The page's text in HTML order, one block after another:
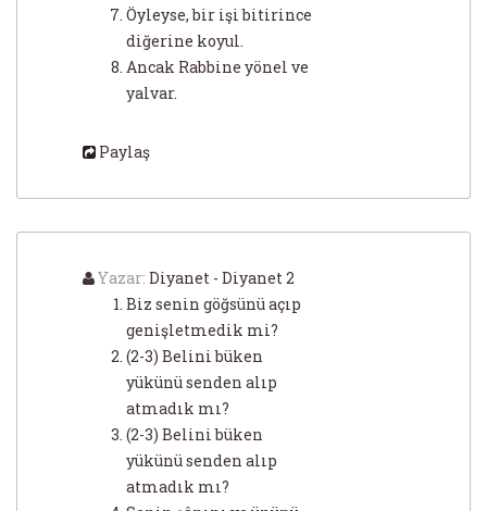
Öyleyse, bir işi bitirince
diğerine koyul.
Ancak Rabbine yönel ve
yalvar.
Paylaş
Yazar: Diyanet - Diyanet 2
Biz senin göğsünü açıp
genişletmedik mi?
(2-3) Belini büken
yükünü senden alıp
atmadık mı?
(2-3) Belini büken
yükünü senden alıp
atmadık mı?